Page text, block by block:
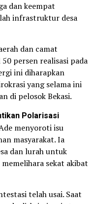
dan keempat
infrastruktur desa
dan camat
persen realisasi pada
ini diharapkan
yang selama ini
di pelosok Bekasi.
Polarisasi
menyoroti isu
masyarakat. Ia
dan lurah untuk
sekat akibat
telah usai. Saat